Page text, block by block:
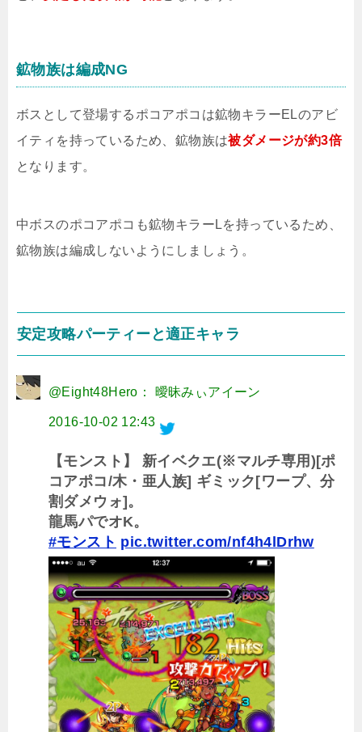
鉱物族は編成NG
ボスとして登場するポコアポコは鉱物キラーELのアビ
イティを持っているため、鉱物族は被ダメージが約3倍
となります。
中ボスのポコアポコも鉱物キラーLを持っているため、
鉱物族は編成しないようにしましょう。
安定攻略パーティーと適正キャラ
@Eight48Hero： 曖昧みぃアイーン
2016-10-02 12:43
【モンスト】 新イベクエ(※マルチ専用)[ポ
コアポコ/木・亜人族] ギミック[ワープ、分
割ダメウォ]。
龍馬パでオK。
#モンスト pic.twitter.com/nf4h4lDrhw